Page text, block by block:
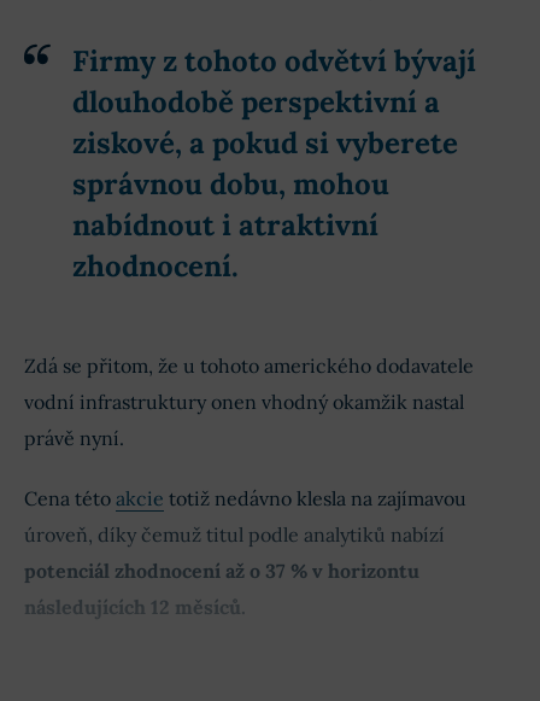
Firmy z tohoto odvětví bývají
dlouhodobě perspektivní a
ziskové, a pokud si vyberete
správnou dobu, mohou
nabídnout i atraktivní
zhodnocení.
Zdá se přitom, že u tohoto amerického dodavatele
vodní infrastruktury onen vhodný okamžik nastal
právě nyní.
Cena této akcie totiž nedávno klesla na zajímavou
úroveň, díky čemuž titul podle analytiků nabízí
potenciál zhodnocení až o 37 % v horizontu
následujících 12 měsíců.